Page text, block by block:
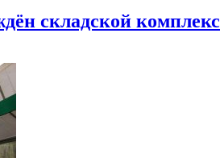
складской комплекс